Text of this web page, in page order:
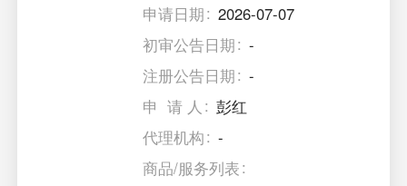
申请日期
2026-07-07
初审公告日期
-
注册公告日期
-
申 请 人
彭红
代理机构
-
商品/服务列表